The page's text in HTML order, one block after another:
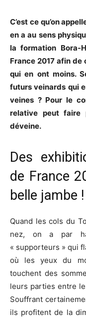
C’est ce qu’on
en a au sens
la formation Bora-
France 2017 afin
qui en ont moins.
futurs veinards qui
veines ? Pour le
relative peut faire
déveine.
Des
de France
belle jambe !
Quand les cols du
nez, on a par
« supporteurs » qui
où les yeux du
touchent des
leurs parties entre
Souffrant
ils profitent de la